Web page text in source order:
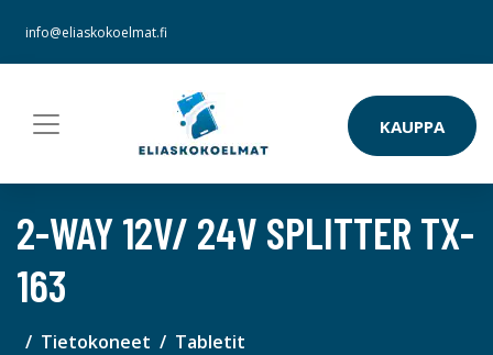
info@eliaskokoelmat.fi
KAUPPA
2-WAY 12V/ 24V SPLITTER TX-
163
Tietokoneet Tabletit